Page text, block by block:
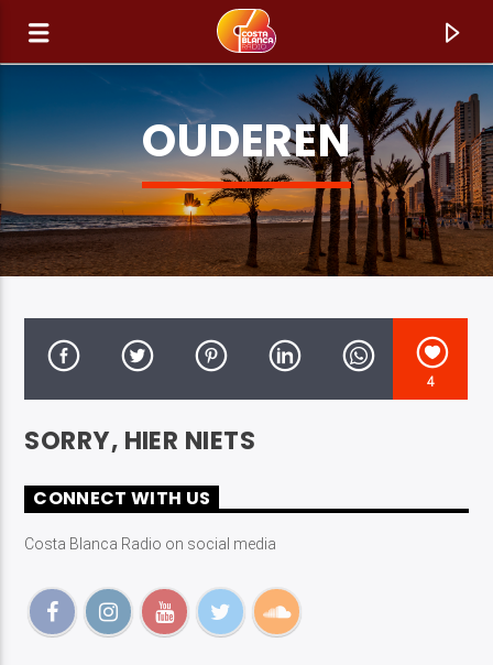
TITEL
OUDEREN
4
SORRY, HIER NIETS
CONNECT WITH US
Costa Blanca Radio on social media